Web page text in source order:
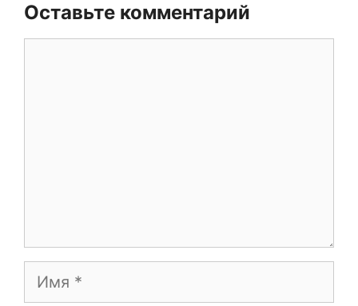
Оставьте комментарий
Имя